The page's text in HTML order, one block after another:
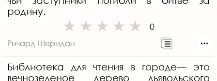
родину.
0
Ричард Шеридан
Библиотека для чтения в городе— это
вечнозеленое дерево дьявольского